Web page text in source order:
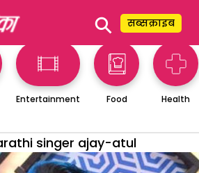
⚲ सब्सक्राइब
Entertainment Food Health
singer ajay-atul